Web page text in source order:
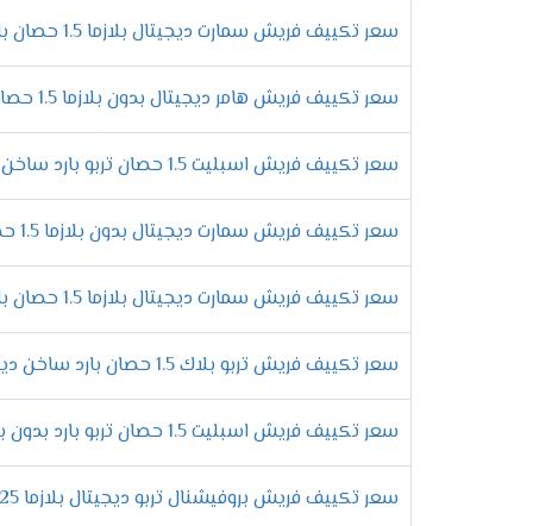
.
الرقى فى تصميم الوحدة الداخلية
استمتع الان مع تكييف فريش بأحدث
الجهاز تصميم يتناسب مع جميع الديكورات
الانفراد بمبادلات عالية الكفاءة
من النحاس لكى تتحمل مرور الغاز بها كما
التحكم فى توجيه الهواء يدويا
لكى تستمتع بتشغيل المكيف وتحصل على افضل
ولتلك السبب يكون مكيف فريش من اهم المكيفات
مميزات
التميز بالتشغيل الدافئ
سعر تكييف فريش سمارت ديجيتال بلازما 1.5 حصان بارد فقط - Smart
سعر تكييف فريش هامر ديجيتال بدون بلازما 1.5 حصان بارد - Hummer
سعر تكييف فريش اسبليت 1.5 حصان تربو بارد ساخن بدون بلازما
سعر تكييف فريش سمارت ديجيتال بدون بلازما 1.5 حصان بارد فقط
سعر تكييف فريش سمارت ديجيتال بلازما 1.5 حصان بارد ساخن
سعر تكييف فريش تربو بلاك 1.5 حصان بارد ساخن ديجيتال
سعر تكييف فريش اسبليت 1.5 حصان تربو بارد بدون بلازما
سعر تكييف فريش بروفيشنال تربو ديجيتال بلازما 2.25 حصان بارد